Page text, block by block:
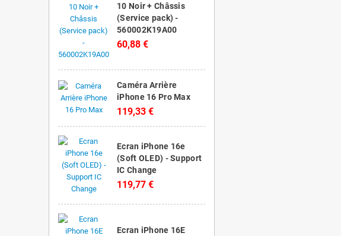
10 Noir + Châssis
(Service pack) -
560002K19A00
60,88 €
Caméra Arrière
iPhone 16 Pro Max
119,33 €
Ecran iPhone 16e
(Soft OLED) - Support
IC Change
119,77 €
Ecran iPhone 16E